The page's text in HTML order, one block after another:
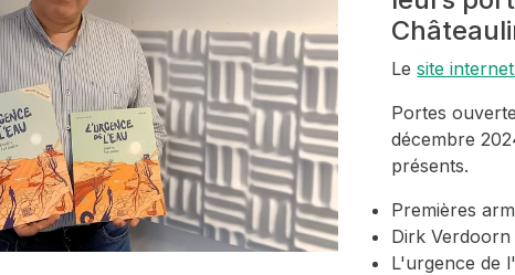
Lesite
Portes
décembre
présents.
Premières
Dirk
L'urgence de